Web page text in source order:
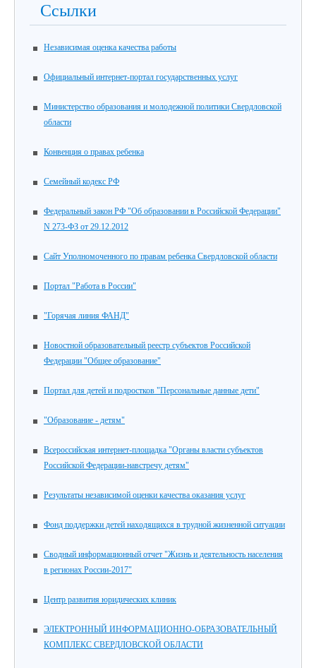
Ссылки
Независимая оценка качества работы
Официальный интернет-портал государственных услуг
Министерство образования и молодежной политики Свердловской
области
Конвенция о правах ребенка
Семейный кодекс РФ
Федеральный закон РФ "Об образовании в Российской Федерации"
N 273-ФЗ от 29.12.2012
Сайт Уполномоченного по правам ребенка Свердловской области
Портал "Работа в России"
"Горячая линия ФАНД"
Новостной образовательный реестр субъектов Российской
Федерации "Общее образование"
Портал для детей и подростков "Персональные данные дети"
"Образование - детям"
Всероссийская интернет-площадка "Органы власти субъектов
Российской Федерации-навстречу детям"
Результаты независимой оценки качества оказания услуг
Фонд поддержки детей находящихся в трудной жизненной ситуации
Сводный информационный отчет "Жизнь и деятельность населения
в регионах России-2017"
Центр развития юридических клиник
ЭЛЕКТРОННЫЙ ИНФОРМАЦИОННО-ОБРАЗОВАТЕЛЬНЫЙ
КОМПЛЕКС СВЕРДЛОВСКОЙ ОБЛАСТИ